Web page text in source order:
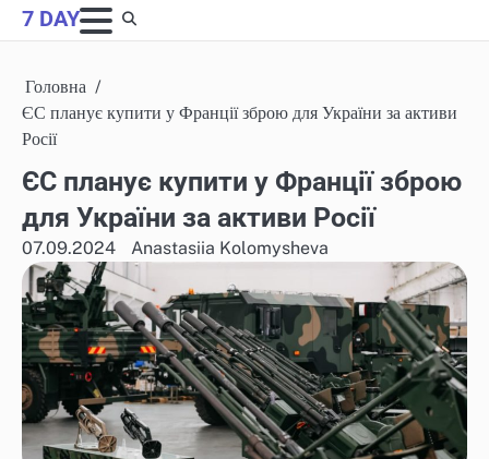
Skip
to
7 DAY
Головна
ЄС планує купити у Франції зброю для України за активи
Росії
ЄС планує купити у Франції зброю
для України за активи Росії
07.09.2024 Anastasiia Kolomysheva